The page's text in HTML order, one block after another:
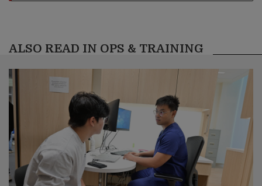
ALSO READ IN OPS & TRAINING